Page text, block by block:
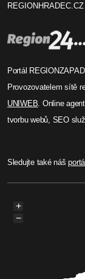
REGIONHRADEC.CZ
Portál
Provozovatelem sítě
UNIWEB . Online
tvorbu webů, SEO
Sledujte také náš
+
−